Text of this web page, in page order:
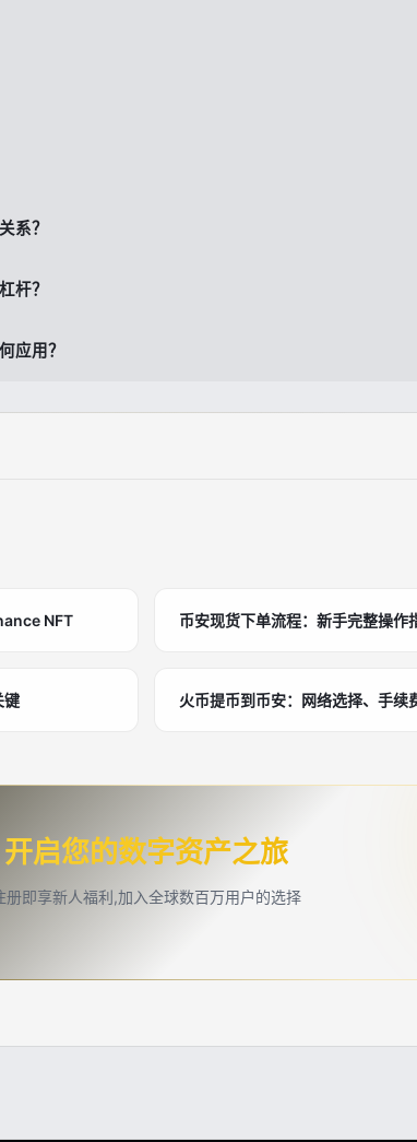
系？
杆？
应用？
NFT 币安现货下单流程：新手完整操作
键 火币提币到币安：网络选择、手续
开启您的数字资产之旅
册即享新人福利,加入全球数百万用户的选择